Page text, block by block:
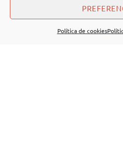
Política de cookies